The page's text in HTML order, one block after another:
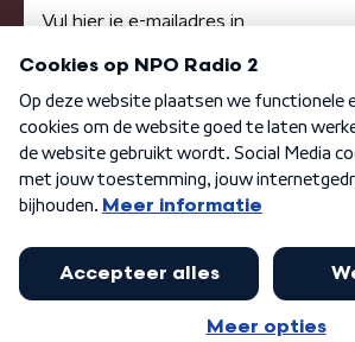
Algemene voorwaarden